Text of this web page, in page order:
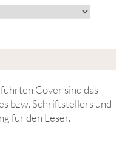
Cover sind das
bzw. Schriftstellers und
für den Leser.